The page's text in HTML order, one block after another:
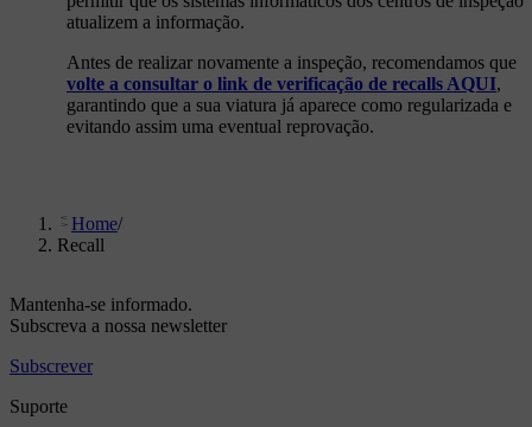
atualizem a informação.
Antes de realizar novamente a inspeção, recomendamos que
volte a consultar o link de verificação de recalls AQUI,
garantindo que a sua viatura já aparece como regularizada e
evitando assim uma eventual reprovação.
Home/
Recall